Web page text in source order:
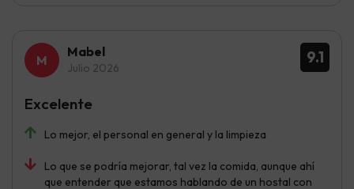
9.1
Mabel
Julio 2026
Lo mejor, el personal en general y la limpieza
Lo que se podría mejorar, tal vez la comida, aunque ahí
que entender que estamos hablando de un hostal con
Excelente